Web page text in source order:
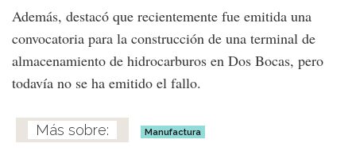
Además, destacó que recientemente fue emitida una
convocatoria para la construcción de una terminal de
almacenamiento de hidrocarburos en Dos Bocas, pero
todavía no se ha emitido el fallo.
Manufactura